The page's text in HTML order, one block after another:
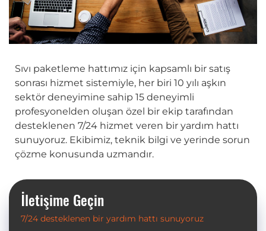
Sıvı paketleme hattımız için kapsamlı bir satış
sonrası hizmet sistemiyle, her biri 10 yılı aşkın
sektör deneyimine sahip 15 deneyimli
profesyonelden oluşan özel bir ekip tarafından
desteklenen 7/24 hizmet veren bir yardım hattı
sunuyoruz. Ekibimiz, teknik bilgi ve yerinde sorun
çözme konusunda uzmandır.
İletişime Geçin
7/24 desteklenen bir yardım hattı sunuyoruz